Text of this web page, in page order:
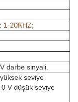
1-20KHZ;
darbe sinyali.
seviye
V düşük seviye